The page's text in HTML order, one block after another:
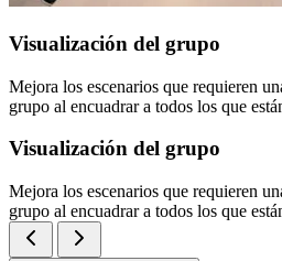
Visualización del grupo
Mejora los escenarios que requieren
grupo al encuadrar a todos los que
Visualización del grupo
Mejora los escenarios que requieren
grupo al encuadrar a todos los que